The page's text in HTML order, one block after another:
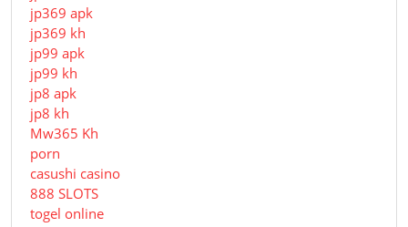
jp369 apk
jp369 kh
jp99 apk
jp99 kh
jp8 apk
jp8 kh
Mw365 Kh
porn
casushi casino
888 SLOTS
togel online